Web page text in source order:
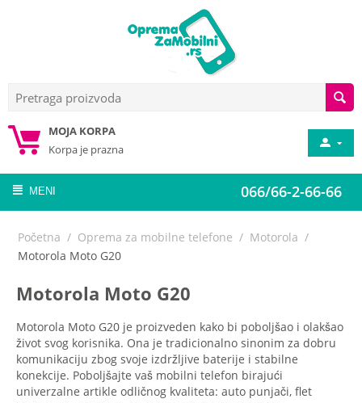
MOJA KORPA
Korpa je prazna
066/66-2-66-66
MENI
Početna / Oprema za mobilne telefone / Motorola /
Motorola Moto G20
Motorola Moto G20
Motorola Moto G20 je proizveden kako bi poboljšao i olakšao
život svog korisnika. Ona je tradicionalno sinonim za dobru
komunikaciju zbog svoje izdržljive baterije i stabilne
konekcije. Poboljšajte vaš mobilni telefon birajući
univerzalne artikle odličnog kvaliteta: auto punjači, flet